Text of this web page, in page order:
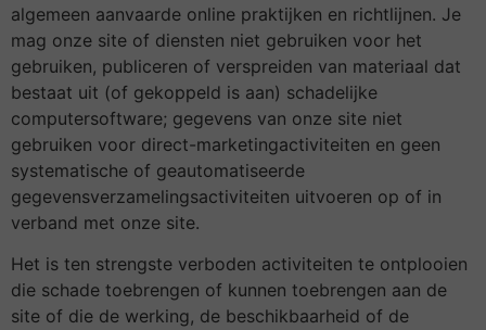
algemeen aanvaarde online praktijken en richtlijnen. Je
mag onze site of diensten niet gebruiken voor het
gebruiken, publiceren of verspreiden van materiaal dat
bestaat uit (of gekoppeld is aan) schadelijke
computersoftware; gegevens van onze site niet
gebruiken voor direct-marketingactiviteiten en geen
systematische of geautomatiseerde
gegevensverzamelingsactiviteiten uitvoeren op of in
verband met onze site.
Het is ten strengste verboden activiteiten te ontplooien
die schade toebrengen of kunnen toebrengen aan de
site of die de werking, de beschikbaarheid of de